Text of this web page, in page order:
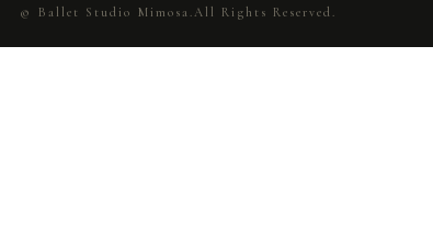
© Ballet Studio Mimosa.All Rights Reserved.